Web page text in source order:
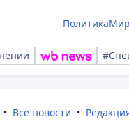
ПолитикаМир
Все новости